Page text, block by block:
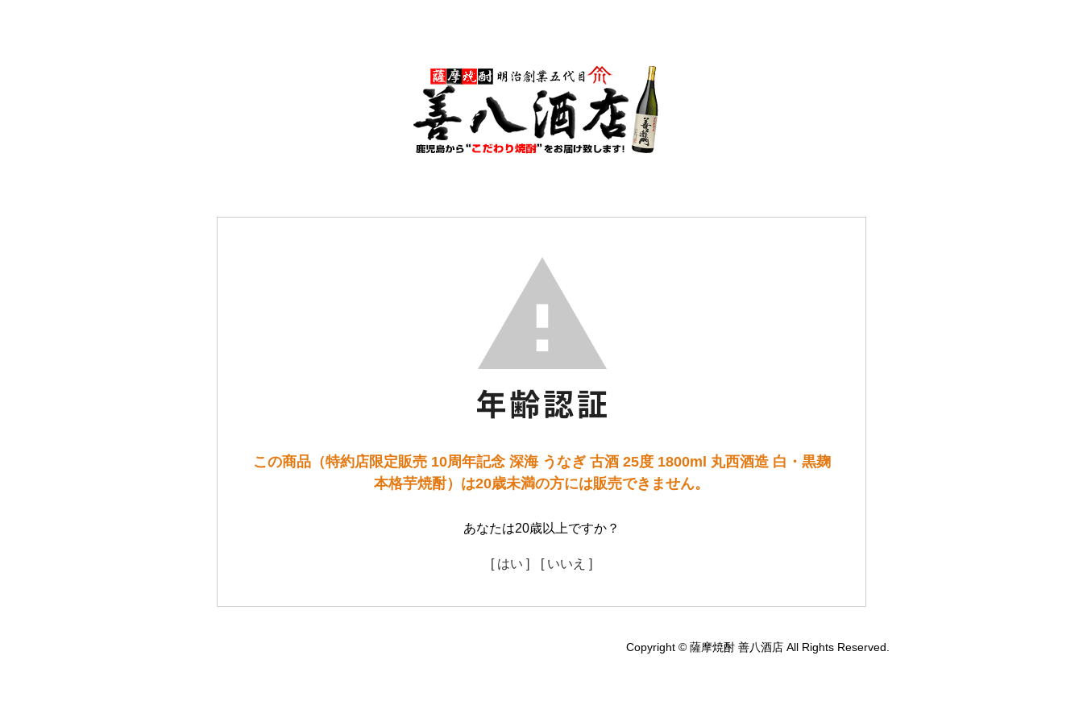
この商品（特約店限定販売 10周年記念 深海 うなぎ 古酒 25度 1800ml 丸西酒造 白・黒麹
本格芋焼酎）は20歳未満の方には販売できません。
あなたは20歳以上ですか？
[ はい ] [ いいえ ]
Copyright © 薩摩焼酎 善八酒店 All Rights Reserved.